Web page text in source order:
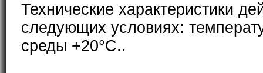
Технические характеристики
следующих условиях:
среды +20°С..